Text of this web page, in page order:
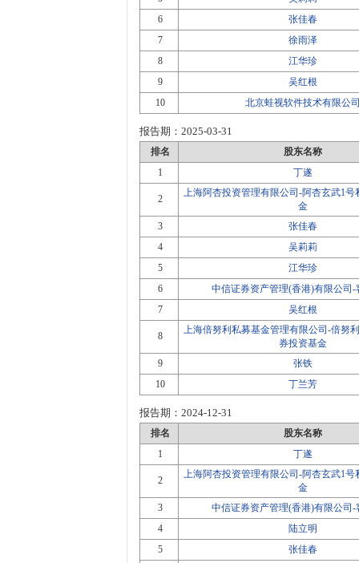
6
张佳春
7
徐雨泽
8
江华珍
9
吴红根
10
北京蛙视软件技术有限公
报告期： 2025-03-31
排名
股东名称
1
丁遂
2
上海阿杏投资管理有限公司-阿杏玄武1号
金
3
张佳春
4
吴莉莉
5
江华珍
6
中信证券资产管理(香港)有限公司-
7
吴红根
8
上海倍努利私募基金管理有限公司-倍努
券投资基金
9
张铁
10
丁兰芳
报告期： 2024-12-31
排名
股东名称
1
丁遂
2
上海阿杏投资管理有限公司-阿杏玄武1号
金
3
中信证券资产管理(香港)有限公司-
4
陆立明
5
张佳春